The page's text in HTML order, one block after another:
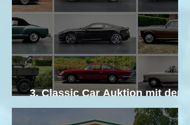
3. Classic Car Auktion mit der
Emil Frey Classics